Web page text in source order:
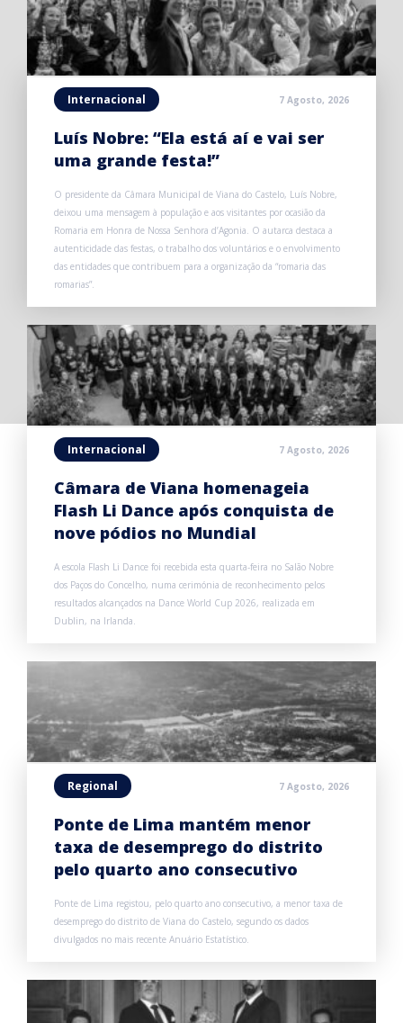
Internacional 7 Agosto, 2026
Luís Nobre: “Ela está aí e vai ser
uma grande festa!”
O presidente da Câmara Municipal de Viana do Castelo, Luís Nobre,
deixou uma mensagem à população e aos visitantes por ocasião da
Romaria em Honra de Nossa Senhora d’Agonia. O autarca destaca a
autenticidade das festas, o trabalho dos voluntários e o envolvimento
das entidades que contribuem para a organização da “romaria das
romarias”.
Internacional 7 Agosto, 2026
Câmara de Viana homenageia
Flash Li Dance após conquista de
nove pódios no Mundial
A escola Flash Li Dance foi recebida esta quarta-feira no Salão Nobre
dos Paços do Concelho, numa cerimónia de reconhecimento pelos
resultados alcançados na Dance World Cup 2026, realizada em
Dublin, na Irlanda.
Regional 7 Agosto, 2026
Ponte de Lima mantém menor
taxa de desemprego do distrito
pelo quarto ano consecutivo
Ponte de Lima registou, pelo quarto ano consecutivo, a menor taxa de
desemprego do distrito de Viana do Castelo, segundo os dados
divulgados no mais recente Anuário Estatístico.